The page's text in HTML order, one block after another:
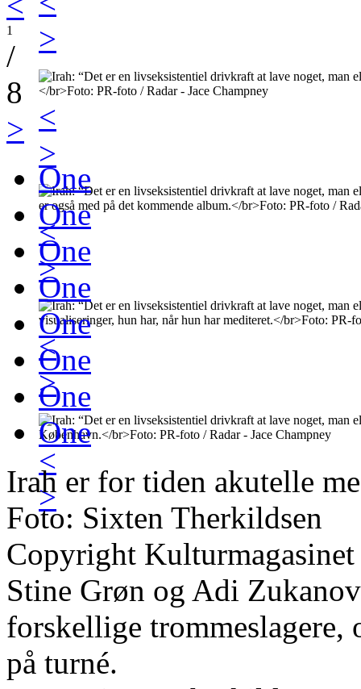
>
<
>
<
>
<
>
<
>
1
/
8
>
One
One
One
One
One
One
One
One
Irah er for tiden akutelle
Foto: Sixten Therkildsen
Copyright
Stine Grøn og Adi
forskellige trommeslagere,
på turné.